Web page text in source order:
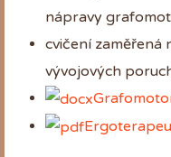
nápravy
cvičení zaměřená
vývojových